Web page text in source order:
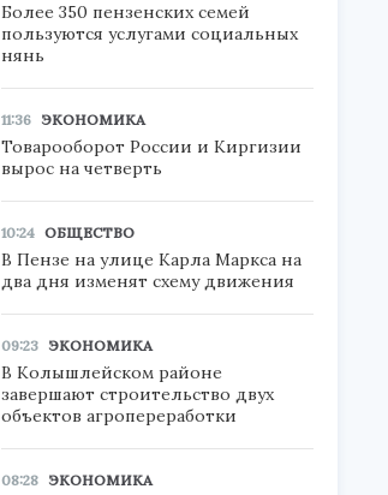
Более 350 пензенских семей
пользуются услугами социальных
нянь
11:36 ЭКОНОМИКА
Товарооборот России и Киргизии
вырос на четверть
10:24 ОБЩЕСТВО
В Пензе на улице Карла Маркса на
два дня изменят схему движения
09:23 ЭКОНОМИКА
В Колышлейском районе
завершают строительство двух
объектов агропереработки
08:28 ЭКОНОМИКА